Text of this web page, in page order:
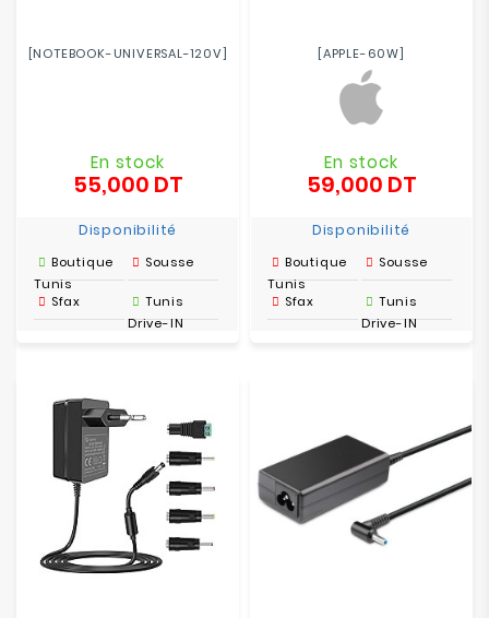
[NOTEBOOK-UNIVERSAL-120V]
En stock
55,000 DTPrix
Disponibilité
Boutique
Tunis
Sousse
Sfax
Tunis
Drive-IN
[APPLE-60W]
En stock
59,000 DTPrix
Disponibilité
Boutique
Tunis
Sousse
Sfax
Tunis
Drive-IN